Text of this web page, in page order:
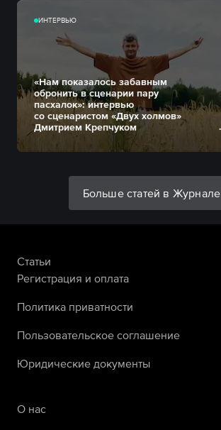
ИНТЕРВЬЮ
«Нам показалось забавным
обронить в сценарии пару
пасхалок»: интервью
со сценаристом «Двух холмов»
Дмитрием Крепчуком
Больше статей в Журнале
Статьи
Регистрация и оплата
Политика приватности
Пользовательское соглашение
Юридические документы
О нас